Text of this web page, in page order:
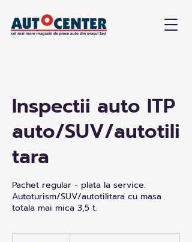
Inspectii auto ITP
auto/SUV/autotili
tara
Pachet regular - plata la service.
Autoturism/SUV/autotilitara cu masa
totala mai mica 3,5 t.